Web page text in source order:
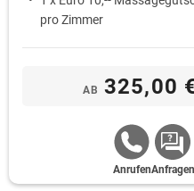
pro Zimmer
AB 325,00
AnrufenAnfragen